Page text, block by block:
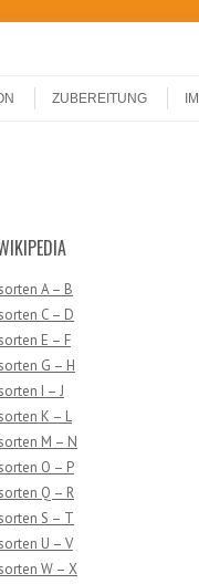
ZUBEREITUNG
A – B
C – D
E – F
G – H
I – J
K – L
M – N
O – P
Q – R
S – T
U – V
W – X